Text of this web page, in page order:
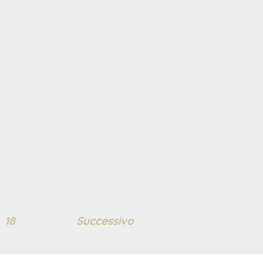
18 Successivo